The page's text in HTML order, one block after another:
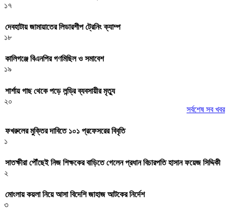
১৭
দেবহাটায় জামায়াতের লিডারশীপ ট্রেনিং ক্যাম্প
১৮
কালিগঞ্জে বিএনপির গণমিছিল ও সমাবেশ
১৯
শার্শায় গাছ থেকে পড়ে লন্ড্রি ব্যবসায়ীর মৃত্যু
২০
সর্বশেষ সব খবর
ফখরুলের মুক্তির দাবিতে ১০১ প্রফেসরের বিবৃতি
১
সাতক্ষীরা পৌঁছেই নিজ শিক্ষকের বাড়িতে গেলেন প্রধান বিচারপতি হাসান ফয়েজ সিদ্দিকী
২
মোংলায় কয়লা নিয়ে আসা বিদেশি জাহাজ আটকের নির্দেশ
৩